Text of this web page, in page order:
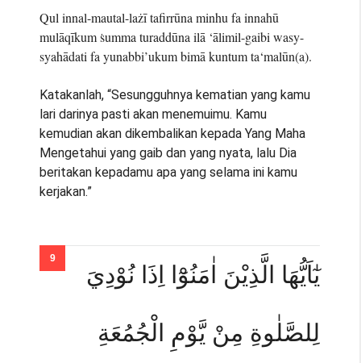
Qul innal-mautal-lażī tafirrūna minhu fa innahū
mulāqīkum ṡumma turaddūna ilā ‘ālimil-gaibi wasy-
syahādati fa yunabbi’ukum bimā kuntum ta‘malūn(a).
Katakanlah, “Sesungguhnya kematian yang kamu
lari darinya pasti akan menemuimu. Kamu
kemudian akan dikembalikan kepada Yang Maha
Mengetahui yang gaib dan yang nyata, lalu Dia
beritakan kepadamu apa yang selama ini kamu
kerjakan.”
يٰٓاَيُّهَا الَّذِيْنَ اٰمَنُوْٓا اِذَا نُوْدِيَ
لِلصَّلٰوةِ مِنْ يَّوْمِ الْجُمُعَةِ